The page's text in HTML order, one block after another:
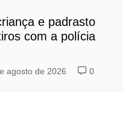
e padrasto
com a polícia
agosto de 2026 0